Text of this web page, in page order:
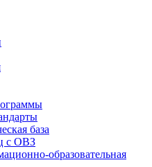
база
с ОВЗ
образовательная